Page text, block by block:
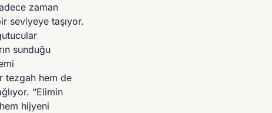
zaman
seviyeye taşıyor.
sunduğu
tezgah hem de
“Elimin
hijyeni